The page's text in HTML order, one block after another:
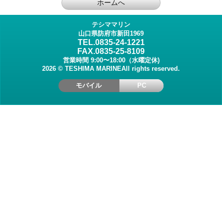
テシママリン
山口県防府市新田1969
TEL.0835-24-1221
FAX.0835-25-8109
営業時間 9:00〜18:00（水曜定休)
2026 © TESHIMA MARINEAll rights reserved.
モバイル PC